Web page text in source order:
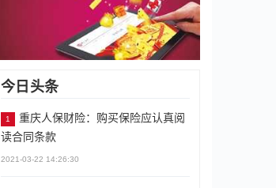
今日头条
1
重庆人保财险：购买保险应认真阅
读合同条款
2021-03-22 14:26:30